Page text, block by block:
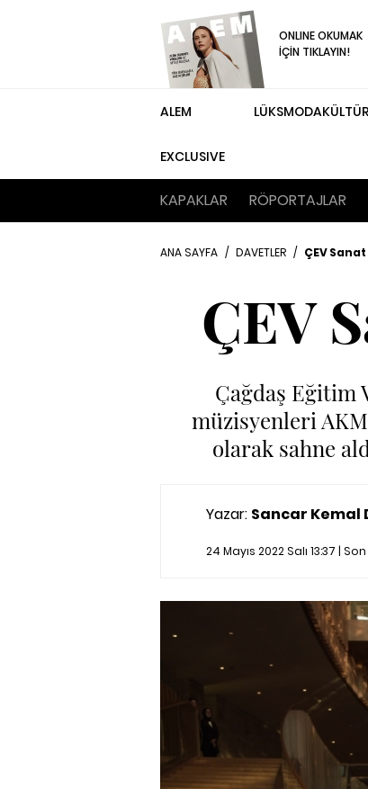
ONLINE OKUMAK
İÇİN TIKLAYIN!
ALEM
EXCLUSIVE
LÜKSMODA
KAPAKLAR RÖPORTAJLAR
ANA SAYFA / DAVETLER / ÇEV
ÇEV
Çağdaş Eğitim
müzisyenleri
olarak sahne
Yazar: Sancar Kemal
24 Mayıs 2022 Salı 13:37 |